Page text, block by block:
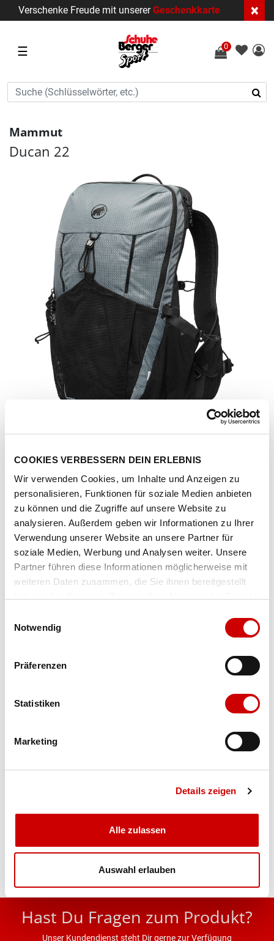
COOKIES VERBESSERN DEIN ERLEBNIS
Wir verwenden Cookies, um Inhalte und Anzeigen zu
personalisieren, Funktionen für soziale Medien anbieten
zu können und die Zugriffe auf unsere Website zu
analysieren. Außerdem geben wir Informationen zu Ihrer
Verwendung unserer Website an unsere Partner für
soziale Medien, Werbung und Analysen weiter. Unsere
Partner führen diese Informationen möglicherweise mit
weiteren Daten zusammen, die Sie ihnen bereitgestellt
Notwendig
Präferenzen
Statistiken
Marketing
Details zeigen
Alle zulassen
Auswahl erlauben
Verschenke Freude mit unsererGeschenkkarte ×
☰ 0
Mammut
Ducan 22
Artikel-Nr.3000565101
Farbe strata-black
Grösse Menge
Bis 17:00 Uhr bestellen: morgen geliefert - ab CHF 50.00
portofrei
Eigenschaften
* UVP des Herstellers; Alle Preisangaben inkl. MwSt.
Hast Du Fragen zum Produkt?
Unser Kundendienst steht Dir gerne zur Verfügung